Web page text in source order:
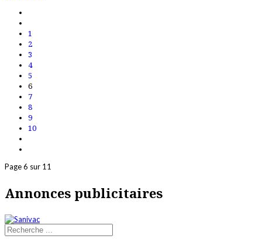
1
2
3
4
5
6
7
8
9
10
Page 6 sur 11
Annonces publicitaires